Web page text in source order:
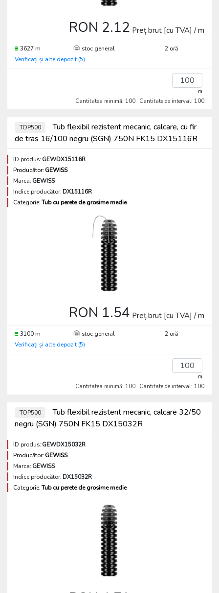
RON 2.12 Preț brut [cu TVA] / m
3627 m stoc general
2 oră
Verificați și alte depozit (5)
m
Cantitatea minimă: 100 Cantitate de interval: 100
TOP500
Tub flexibil rezistent mecanic, calcare, cu fir
de tras 16/100 negru (SGN) 750N FK15 DX15116R
ID produs: GEWDX15116R
Producător: GEWISS
Marca: GEWISS
Indice producător:DX15116R
Categorie:Tub cu perete de grosime medie
RON 1.54 Preț brut [cu TVA] / m
3100 m stoc general
2 oră
Verificați și alte depozit (5)
m
Cantitatea minimă: 100 Cantitate de interval: 100
TOP500
Tub flexibil rezistent mecanic, calcare 32/50
negru (SGN) 750N FK15 DX15032R
ID produs: GEWDX15032R
Producător: GEWISS
Marca: GEWISS
Indice producător:DX15032R
Categorie:Tub cu perete de grosime medie